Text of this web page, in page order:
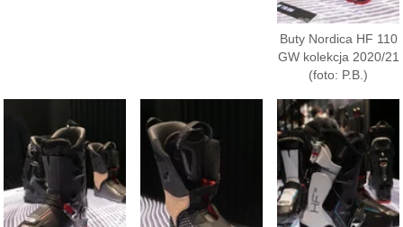
Buty Nordica HF 110
GW kolekcja 2020/21
(foto: P.B.)